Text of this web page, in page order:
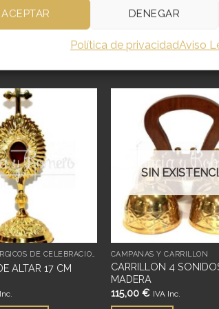
ACEPTAR DENEGAR
Política de privacidadAviso
RELACIONADOS
OBJETOS LITÚRGICOS DE CELEBRACIÓN
ALTAR 17 CM
SIN
CAMPANAS Y CARRILLÓN
CARRILLON 4
MADERA
115,00 € IVA Inc.